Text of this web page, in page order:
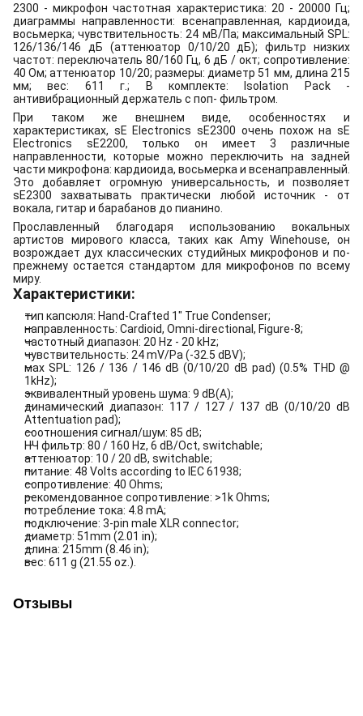
2300 - микрофон частотная характеристика: 20 - 20000 Гц;
диаграммы направленности: всенаправленная, кардиоида,
восьмерка; чувствительность: 24 мВ/Па; максимальный SPL:
126/136/146 дБ (аттенюатор 0/10/20 дБ); фильтр низких
частот: переключатель 80/160 Гц, 6 дБ / окт; сопротивление:
40 Ом; аттенюатор 10/20; размеры: диаметр 51 мм, длина 215
мм; вес: 611 г.; В комплекте: Isolation Pack -
антивибрационный держатель с поп- фильтром.
При таком же внешнем виде, особенностях и
характеристиках, sE Electronics sE2300 очень похож на sE
Electronics sE2200, только он имеет 3 различные
направленности, которые можно переключить на задней
части микрофона: кардиоида, восьмерка и всенаправленный.
Это добавляет огромную универсальность, и позволяет
sE2300 захватывать практически любой источник - от
вокала, гитар и барабанов до пианино.
Прославленный благодаря использованию вокальных
артистов мирового класса, таких как Amy Winehouse, он
возрождает дух классических студийных микрофонов и по-
прежнему остается стандартом для микрофонов по всему
миру.
Характеристики:
тип капсюля: Hand-Crafted 1" True Condenser;
направленность: Cardioid, Omni-directional, Figure-8;
частотный диапазон: 20 Hz - 20 kHz;
чувствительность: 24 mV/Pa (-32.5 dBV);
мax SPL: 126 / 136 / 146 dB (0/10/20 dB pad) (0.5% THD @
1kHz);
эквивалентный уровень шума: 9 dB(A);
динамический диапазон: 117 / 127 / 137 dB (0/10/20 dB
Attentuation pad);
соотношения сигнал/шум: 85 dB;
НЧ фильтр: 80 / 160 Hz, 6 dB/Oct, switchable;
аттенюатор: 10 / 20 dB, switchable;
питание: 48 Volts according to IEC 61938;
сопротивление: 40 Ohms;
рекомендованное сопротивление: >1k Ohms;
потребление тока: 4.8 mA;
подключение: 3-pin male XLR connector;
диаметр: 51mm (2.01 in);
длина: 215mm (8.46 in);
вес: 611 g (21.55 oz.).
Отзывы